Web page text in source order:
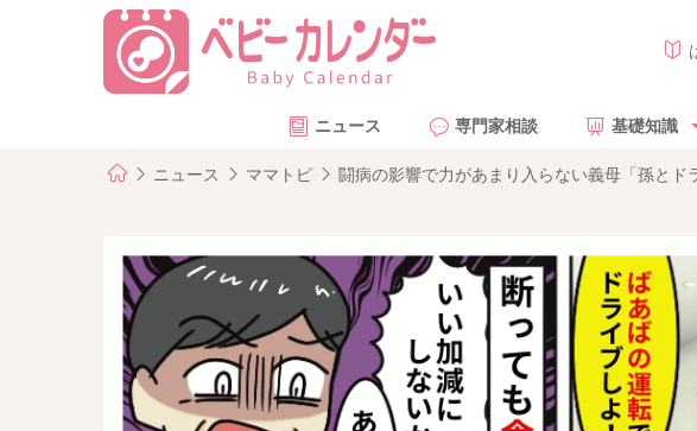
ニュース 専門家相談 基礎知識
ニュース ママトピ 闘病の影響で力があまり入らない義母「孫と